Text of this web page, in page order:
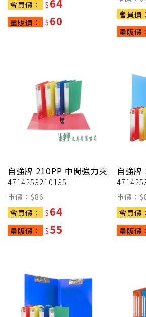
會員價： $
量販價： $60
會員價：
量販價：
自強牌 210PP 中間強力夾
4714253210135
市價：$86
會員價：
$64
量販價： $55
自強牌
市價：$
會員價：
量販價：